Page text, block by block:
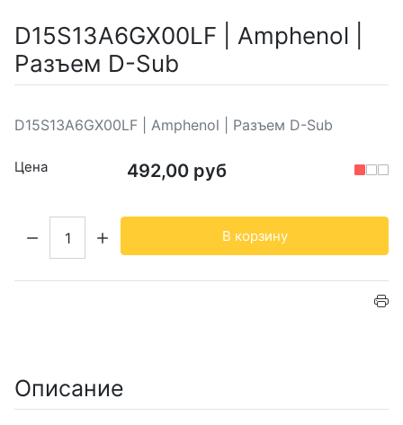
D15S13A6GX00LF | Amphenol |
Разъем D-Sub
D15S13A6GX00LF | Amphenol | Разъем D-Sub
Цена 492,00 руб
В корзину
Описание